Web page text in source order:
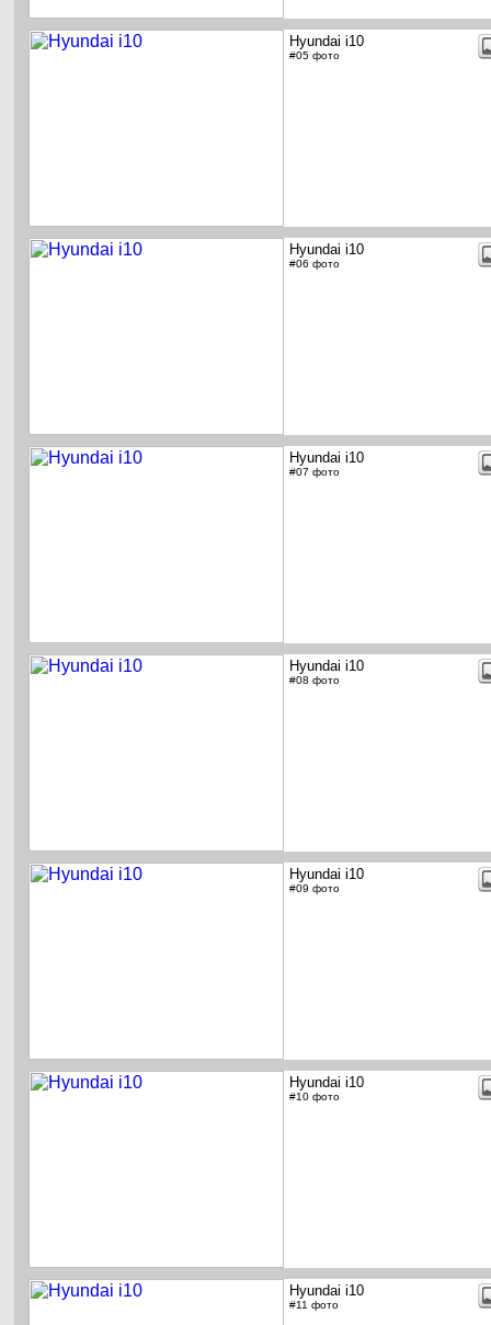
Hyundai i10
#05 фото
Hyundai i10
#06 фото
Hyundai i10
#07 фото
Hyundai i10
#08 фото
Hyundai i10
#09 фото
Hyundai i10
#10 фото
Hyundai i10
#11 фото